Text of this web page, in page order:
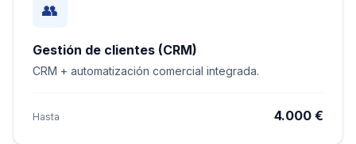
👥
Gestión de clientes (CRM)
CRM + automatización comercial integrada.
Hasta 4.000 €